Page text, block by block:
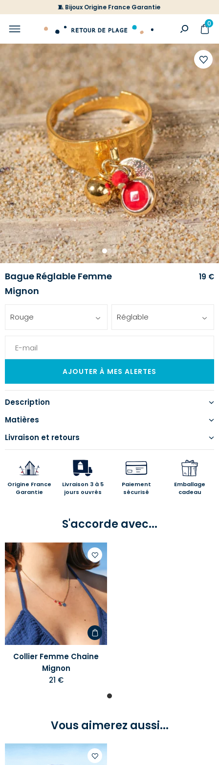
🧵 Bijoux Origine France Garantie
0
à
votre
liste
1 23
Bague Réglable Femme
Mignon
19 €
Rouge Réglable
Description
Matières
Livraison et retours
Origine France
Garantie
Livraison 3 à 5
jours ouvrés
Paiement
sécurisé
Emballage
cadeau
S'accorde avec...
Ajouter
votre
liste
d'envies
Collier Femme Chaine
Mignon
21 €
Vous aimerez aussi...